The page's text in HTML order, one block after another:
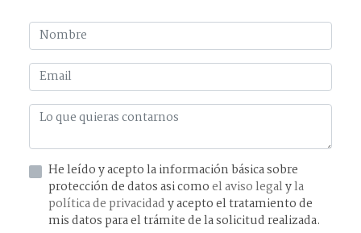
He leído y acepto la información básica sobre
protección de datos asi comoel aviso legalyla
política de privacidady acepto el tratamiento de
mis datos para el trámite de la solicitud realizada.